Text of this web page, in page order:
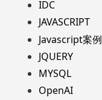
IDC
JAVASCRIPT
Javascript案例
JQUERY
MYSQL
OpenAI